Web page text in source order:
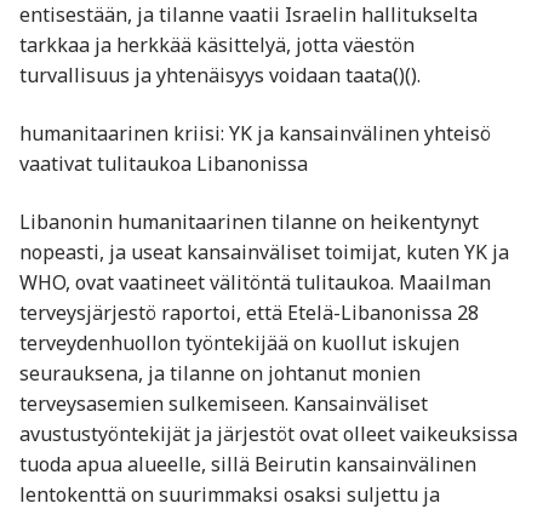
entisestään, ja tilanne vaatii Israelin hallitukselta
tarkkaa ja herkkää käsittelyä, jotta väestön
turvallisuus ja yhtenäisyys voidaan taata​()​().
humanitaarinen kriisi: YK ja kansainvälinen yhteisö
vaativat tulitaukoa Libanonissa
Libanonin humanitaarinen tilanne on heikentynyt
nopeasti, ja useat kansainväliset toimijat, kuten YK ja
WHO, ovat vaatineet välitöntä tulitaukoa. Maailman
terveysjärjestö raportoi, että Etelä-Libanonissa 28
terveydenhuollon työntekijää on kuollut iskujen
seurauksena, ja tilanne on johtanut monien
terveysasemien sulkemiseen. Kansainväliset
avustustyöntekijät ja järjestöt ovat olleet vaikeuksissa
tuoda apua alueelle, sillä Beirutin kansainvälinen
lentokenttä on suurimmaksi osaksi suljettu ja